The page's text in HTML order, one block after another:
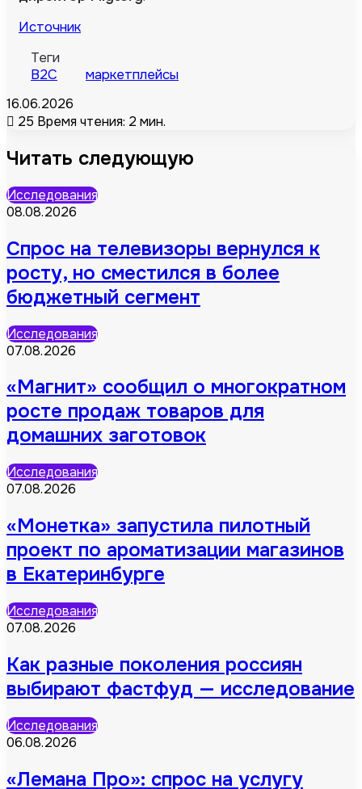
Источник
Теги
B2C
маркетплейсы
16.06.2026
25 Время чтения: 2 мин.
Читать следующую
Исследования
08.08.2026
Спрос на телевизоры вернулся к
росту, но сместился в более
бюджетный сегмент
Исследования
07.08.2026
«Магнит» сообщил о многократном
росте продаж товаров для
домашних заготовок
Исследования
07.08.2026
«Монетка» запустила пилотный
проект по ароматизации магазинов
в Екатеринбурге
Исследования
07.08.2026
Как разные поколения россиян
выбирают фастфуд — исследование
Исследования
06.08.2026
«Лемана Про»: спрос на услугу